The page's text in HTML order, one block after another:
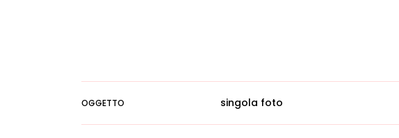
OGGETTO singola foto